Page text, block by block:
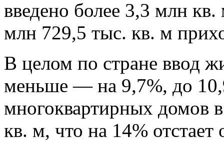
введено более 3,3 млн
млн 729,5 тыс. кв. м
В целом по стране ввод
меньше — на 9,7%, до
многоквартирных домов
кв. м, что на 14%